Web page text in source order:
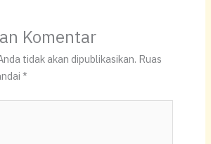
p
y
Li
n
ar
e
Komentar
tidak akan dipublikasikan. Ruas
*